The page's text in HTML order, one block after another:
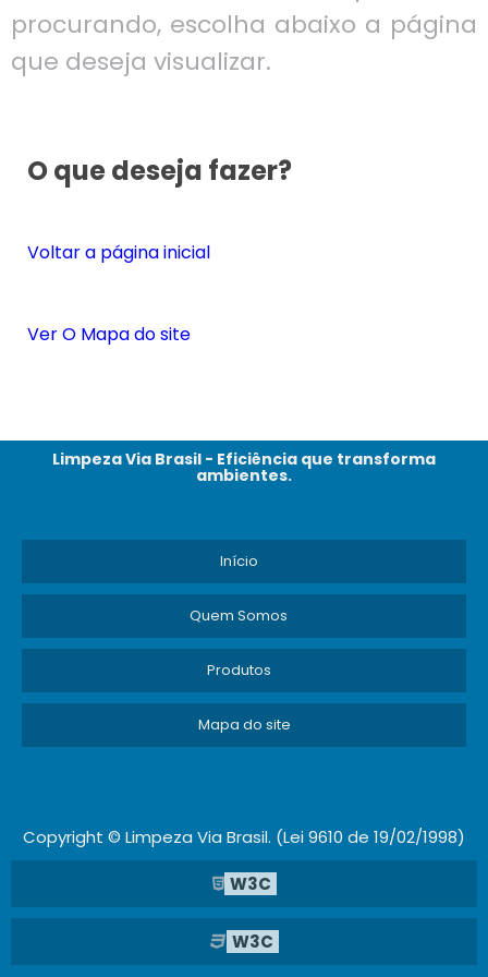
procurando, escolha abaixo a página
que deseja visualizar.
O que deseja fazer?
Voltar a página inicial
Ver O Mapa do site
Limpeza Via Brasil - Eficiência que transforma
ambientes.
Início
Quem Somos
Produtos
Mapa do site
Copyright © Limpeza Via Brasil. (Lei 9610 de 19/02/1998)
W3C
W3C